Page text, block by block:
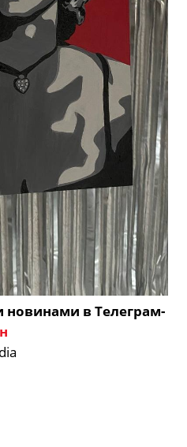
новинами в Телеграм-